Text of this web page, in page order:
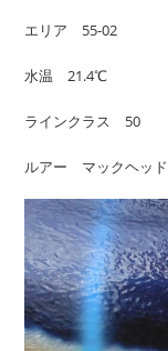
エリア 55-02
水温 21.4℃
ラインクラス 50
ルアー マックヘッド